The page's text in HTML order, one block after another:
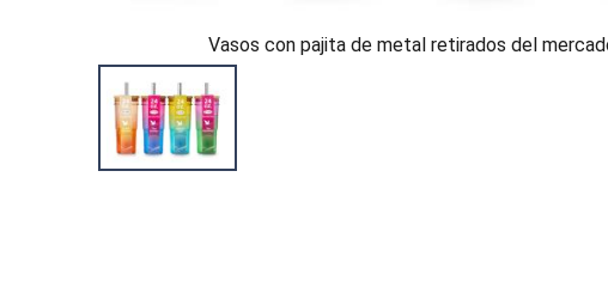
Vasos con pajita de metal retirados del